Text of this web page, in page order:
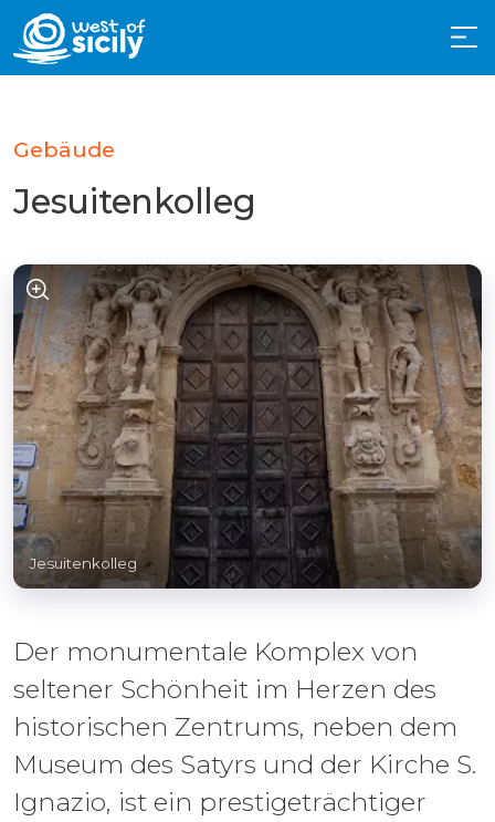
Gebäude
Jesuitenkolleg
Jesuitenkolleg
Der monumentale Komplex von
seltener Schönheit im Herzen des
historischen Zentrums, neben dem
Museum des Satyrs und der Kirche S.
Ignazio, ist ein prestigeträchtiger